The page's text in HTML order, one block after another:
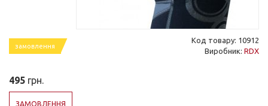
замовлення
Код товару: 10912
Виробник: RDX
495 грн.
ЗАМОВЛЕННЯ